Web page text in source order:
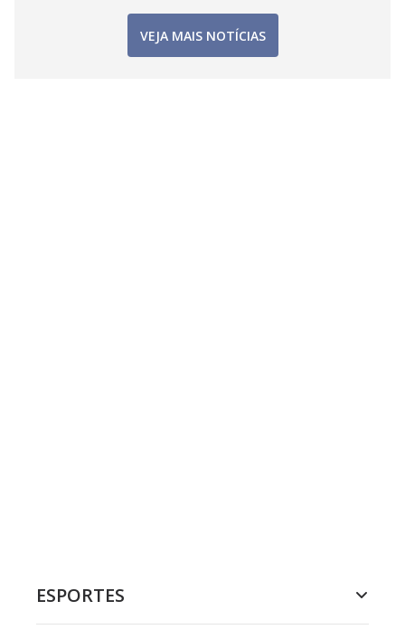
VEJA MAIS NOTÍCIAS
ESPORTES